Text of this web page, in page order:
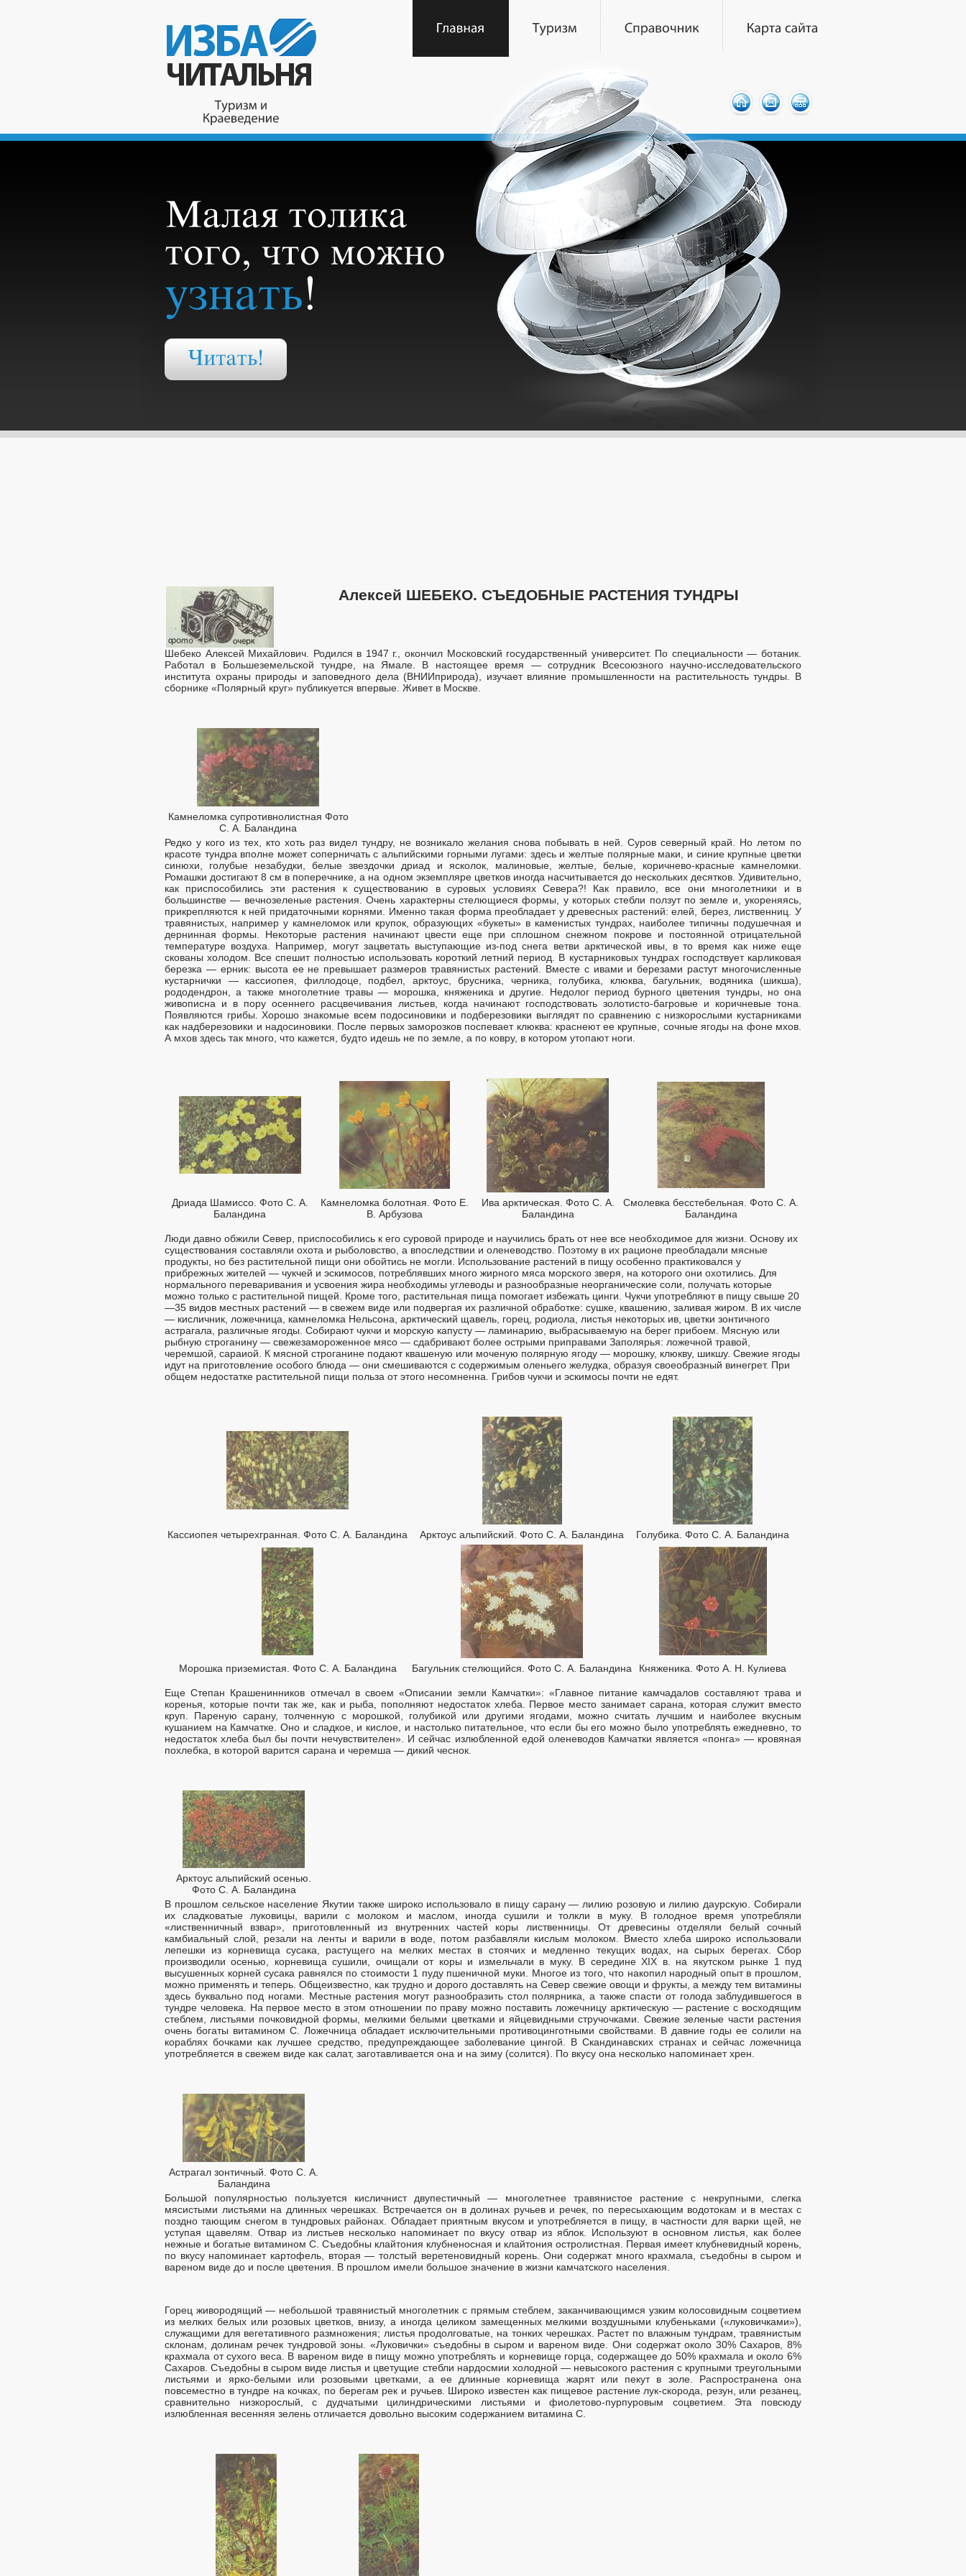
Алексей ШЕБЕКО. СЪЕДОБНЫЕ РАСТЕНИЯ ТУНДРЫ
Шебеко Алексей Михайлович. Родился в 1947 г., окончил Московский государственный университет. По специальности — ботаник.
Работал в Большеземельской тундре, на Ямале. В настоящее время — сотрудник Всесоюзного научно-исследовательского
института охраны природы и заповедного дела (ВНИИприрода), изучает влияние промышленности на растительность тундры. В
сборнике «Полярный круг» публикуется впервые. Живет в Москве.
Камнеломка супротивнолистная Фото
С. А. Баландина
Редко у кого из тех, кто хоть раз видел тундру, не возникало желания снова побывать в ней. Суров северный край. Но летом по
красоте тундра вполне может соперничать с альпийскими горными лугами: здесь и желтые полярные маки, и синие крупные цветки
синюхи, голубые незабудки, белые звездочки дриад и ясколок, малиновые, желтые, белые, коричнево-красные камнеломки.
Ромашки достигают 8 см в поперечнике, а на одном экземпляре цветков иногда насчитывается до нескольких десятков. Удивительно,
как приспособились эти растения к существованию в суровых условиях Севера?! Как правило, все они многолетники и в
большинстве — вечнозеленые растения. Очень характерны стелющиеся формы, у которых стебли ползут по земле и, укореняясь,
прикрепляются к ней придаточными корнями. Именно такая форма преобладает у древесных растений: елей, берез, лиственниц. У
травянистых, например у камнеломок или крупок, образующих «букеты» в каменистых тундрах, наиболее типичны подушечная и
дернинная формы. Некоторые растения начинают цвести еще при сплошном снежном покрове и постоянной отрицательной
температуре воздуха. Например, могут зацветать выступающие из-под снега ветви арктической ивы, в то время как ниже еще
скованы холодом. Все спешит полностью использовать короткий летний период. В кустарниковых тундрах господствует карликовая
березка — ерник: высота ее не превышает размеров травянистых растений. Вместе с ивами и березами растут многочисленные
кустарнички — кассиопея, филлодоце, подбел, арктоус, брусника, черника, голубика, клюква, багульник, водяника (шикша),
рододендрон, а также многолетние травы — морошка, княженика и другие. Недолог период бурного цветения тундры, но она
живописна и в пору осеннего расцвечивания листьев, когда начинают господствовать золотисто-багровые и коричневые тона.
Появляются грибы. Хорошо знакомые всем подосиновики и подберезовики выглядят по сравнению с низкорослыми кустарниками
как надберезовики и надосиновики. После первых заморозков поспевает клюква: краснеют ее крупные, сочные ягоды на фоне мхов.
А мхов здесь так много, что кажется, будто идешь не по земле, а по ковру, в котором утопают ноги.
Дриада Шамиссо. Фото С. А.
Баландина
Камнеломка болотная. Фото Е.
В. Арбузова
Ива арктическая. Фото С. А.
Баландина
Смолевка бесстебельная. Фото С. А.
Баландина
Люди давно обжили Север, приспособились к его суровой природе и научились брать от нее все необходимое для жизни. Основу их
существования составляли охота и рыболовство, а впоследствии и оленеводство. Поэтому в их рационе преобладали мясные
продукты, но без растительной пищи они обойтись не могли. Использование растений в пищу особенно практиковался у
прибрежных жителей — чукчей и эскимосов, потреблявших много жирного мяса морского зверя, на которого они охотились. Для
нормального переваривания и усвоения жира необходимы углеводы и разнообразные неорганические соли, получать которые
можно только с растительной пищей. Кроме того, растительная пища помогает избежать цинги. Чукчи употребляют в пищу свыше 20
—35 видов местных растений — в свежем виде или подвергая их различной обработке: сушке, квашению, заливая жиром. В их числе
— кисличник, ложечница, камнеломка Нельсона, арктический щавель, горец, родиола, листья некоторых ив, цветки зонтичного
астрагала, различные ягоды. Собирают чукчи и морскую капусту — ламинарию, выбрасываемую на берег прибоем. Мясную или
рыбную строганину — свежезамороженное мясо — сдабривают более острыми приправами Заполярья: ложечной травой,
черемшой, сараиой. К мясной строганине подают квашеную или моченую полярную ягоду — морошку, клюкву, шикшу. Свежие ягоды
идут на приготовление особого блюда — они смешиваются с содержимым оленьего желудка, образуя своеобразный винегрет. При
общем недостатке растительной пищи польза от этого несомненна. Грибов чукчи и эскимосы почти не едят.
Кассиопея четырехгранная. Фото С. А. Баландина Арктоус альпийский. Фото С. А. Баландина Голубика. Фото С. А. Баландина
Морошка приземистая. Фото С. А. Баландина Багульник стелющийся. Фото С. А. Баландина Княженика. Фото А. Н. Кулиева
Еще Степан Крашенинников отмечал в своем «Описании земли Камчатки»: «Главное питание камчадалов составляют трава и
коренья, которые почти так же, как и рыба, пополняют недостаток хлеба. Первое место занимает сарана, которая служит вместо
круп. Пареную сарану, толченную с морошкой, голубикой или другими ягодами, можно считать лучшим и наиболее вкусным
кушанием на Камчатке. Оно и сладкое, и кислое, и настолько питательное, что если бы его можно было употреблять ежедневно, то
недостаток хлеба был бы почти нечувствителен». И сейчас излюбленной едой оленеводов Камчатки является «понга» — кровяная
похлебка, в которой варится сарана и черемша — дикий чеснок.
Арктоус альпийский осенью.
Фото С. А. Баландина
В прошлом сельское население Якутии также широко использовало в пищу сарану — лилию розовую и лилию даурскую. Собирали
их сладковатые луковицы, варили с молоком и маслом, иногда сушили и толкли в муку. В голодное время употребляли
«лиственничный взвар», приготовленный из внутренних частей коры лиственницы. От древесины отделяли белый сочный
камбиальный слой, резали на ленты и варили в воде, потом разбавляли кислым молоком. Вместо хлеба широко использовали
лепешки из корневища сусака, растущего на мелких местах в стоячих и медленно текущих водах, на сырых берегах. Сбор
производили осенью, корневища сушили, очищали от коры и измельчали в муку. В середине XIX в. на якутском рынке 1 пуд
высушенных корней сусака равнялся по стоимости 1 пуду пшеничной муки. Многое из того, что накопил народный опыт в прошлом,
можно применять и теперь. Общеизвестно, как трудно и дорого доставлять на Север свежие овощи и фрукты, а между тем витамины
здесь буквально под ногами. Местные растения могут разнообразить стол полярника, а также спасти от голода заблудившегося в
тундре человека. На первое место в этом отношении по праву можно поставить ложечницу арктическую — растение с восходящим
стеблем, листьями почковидной формы, мелкими белыми цветками и яйцевидными стручочками. Свежие зеленые части растения
очень богаты витамином С. Ложечница обладает исключительными противоцинготными свойствами. В давние годы ее солили на
кораблях бочками как лучшее средство, предупреждающее заболевание цингой. В Скандинавских странах и сейчас ложечница
употребляется в свежем виде как салат, заготавливается она и на зиму (солится). По вкусу она несколько напоминает хрен.
Астрагал зонтичный. Фото С. А.
Баландина
Большой популярностью пользуется кисличнист двупестичный — многолетнее травянистое растение с некрупными, слегка
мясистыми листьями на длинных черешках. Встречается он в долинах ручьев и речек, по пересыхающим водотокам и в местах с
поздно тающим снегом в тундровых районах. Обладает приятным вкусом и употребляется в пищу, в частности для варки щей, не
уступая щавелям. Отвар из листьев несколько напоминает по вкусу отвар из яблок. Используют в основном листья, как более
нежные и богатые витамином С. Съедобны клайтония клубненосная и клайтония остролистная. Первая имеет клубневидный корень,
по вкусу напоминает картофель, вторая — толстый веретеновидный корень. Они содержат много крахмала, съедобны в сыром и
вареном виде до и после цветения. В прошлом имели большое значение в жизни камчатского населения.
Горец живородящий — небольшой травянистый многолетник с прямым стеблем, заканчивающимся узким колосовидным соцветием
из мелких белых или розовых цветков, внизу, а иногда целиком замещенных мелкими воздушными клубеньками («луковичками»),
служащими для вегетативного размножения; листья продолговатые, на тонких черешках. Растет по влажным тундрам, травянистым
склонам, долинам речек тундровой зоны. «Луковички» съедобны в сыром и вареном виде. Они содержат около 30% Сахаров, 8%
крахмала от сухого веса. В вареном виде в пищу можно употреблять и корневище горца, содержащее до 50% крахмала и около 6%
Сахаров. Съедобны в сыром виде листья и цветущие стебли нардосмии холодной — невысокого растения с крупными треугольными
листьями и ярко-белыми или розовыми цветками, а ее длинные корневища жарят или пекут в золе. Распространена она
повсеместно в тундре на кочках, по берегам рек и ручьев. Широко известен как пищевое растение лук-скорода, резун, или резанец,
сравнительно низкорослый, с дудчатыми цилиндрическими листьями и фиолетово-пурпуровым соцветием. Эта повсюду
излюбленная весенняя зелень отличается довольно высоким содержанием витамина С.